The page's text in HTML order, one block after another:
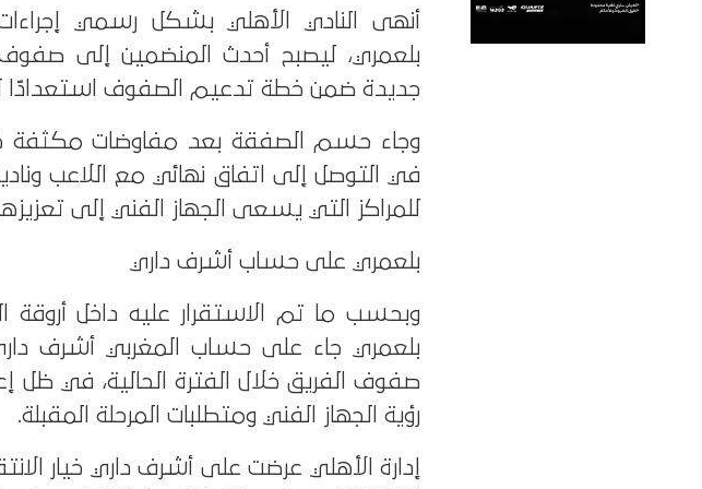
أنهى النادي الأهلي بشكل رسمي
بلعمري، ليصبح أحدث المنضمين إلى
جديدة ضمن خطة تدعيم الصفوف استعدادًا
وجاء حسم الصفقة بعد مفاوضات مكثفة
في التوصل إلى اتفاق نهائي مع اللاعب
للمراكز التي يسعى الجهاز الفني إلى
بلعمري على حساب أشرف داري
وبحسب ما تم الاستقرار عليه داخل أروقة
بلعمري جاء على حساب المغربي أشرف
صفوف الفريق خلال الفترة الحالية، في ظل
رؤية الجهاز الفني ومتطلبات المرحلة المقبلة.
إدارة الأهلي عرضت على أشرف داري خيار